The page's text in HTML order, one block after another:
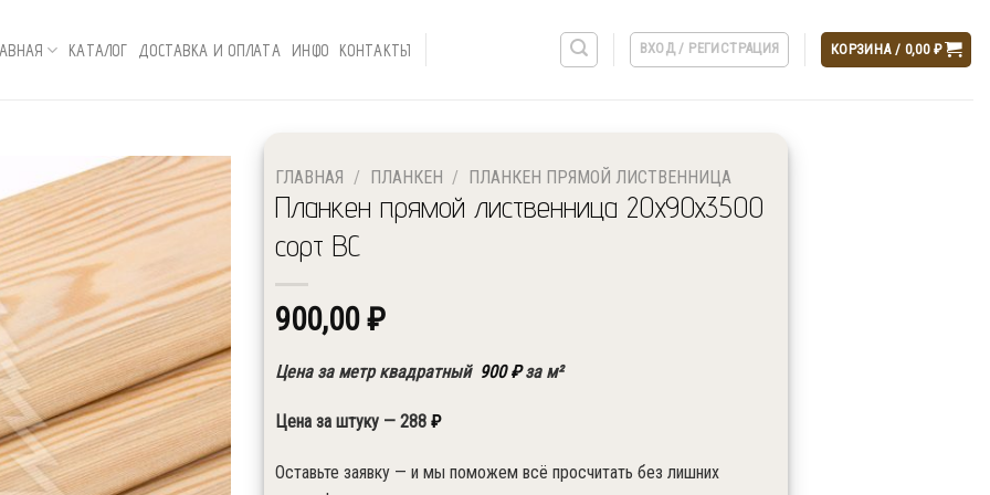
КАТАЛОГ ДОСТАВКА И ОПЛАТА ИНФО КОНТАКТЫ ВХОД / РЕГИСТРАЦИЯ КОРЗИНА / 0,00 ₽
ГЛАВНАЯ / ПЛАНКЕН / ПЛАНКЕН ПРЯМОЙ ЛИСТВЕННИЦА
Планкен прямой лиственница 20x90x3500
сорт ВС
900,00₽
Цена за метр квадратный900₽за м²
Цена за штуку — 288 ₽
Оставьте заявку — и мы поможем всё просчитать без лишних
↓ Выберите необходимые размеры и сорт